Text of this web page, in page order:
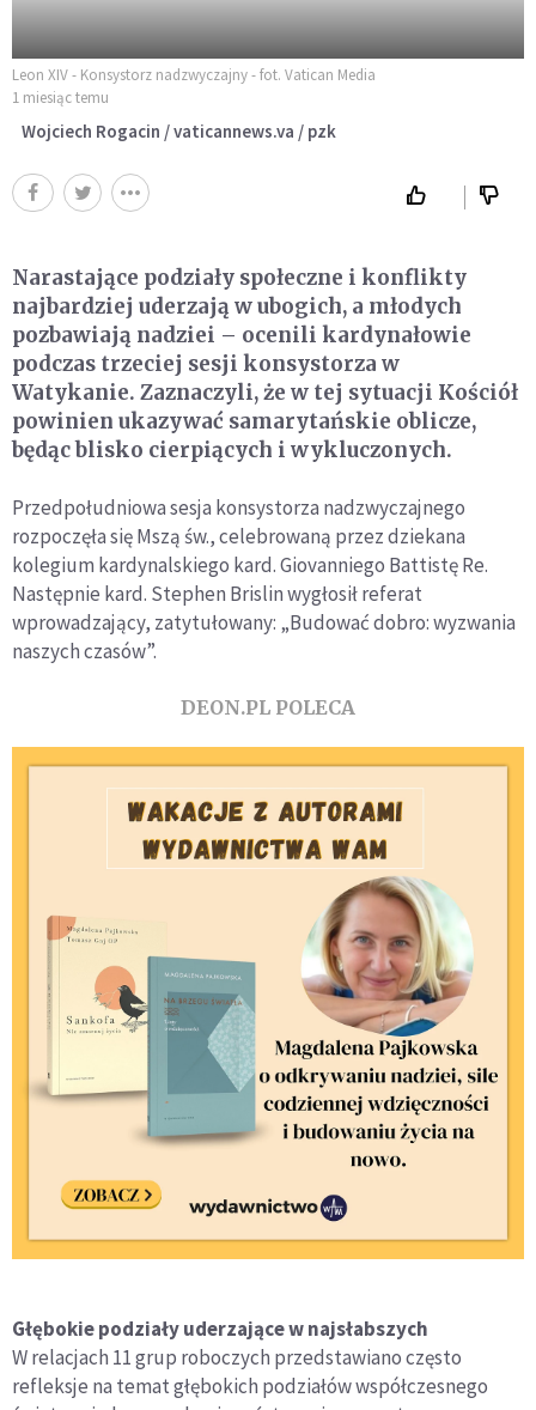
Leon XIV - Konsystorz nadzwyczajny - fot. Vatican Media
1 miesiąc temu
Wojciech Rogacin / vaticannews.va / pzk
Narastające podziały społeczne i konflikty
najbardziej uderzają w ubogich, a młodych
pozbawiają nadziei – ocenili kardynałowie
podczas trzeciej sesji konsystorza w
Watykanie. Zaznaczyli, że w tej sytuacji Kościół
powinien ukazywać samarytańskie oblicze,
będąc blisko cierpiących i wykluczonych.
Przedpołudniowa sesja konsystorza nadzwyczajnego
rozpoczęła się Mszą św., celebrowaną przez dziekana
kolegium kardynalskiego kard. Giovanniego Battistę Re.
Następnie kard. Stephen Brislin wygłosił referat
wprowadzający, zatytułowany: „Budować dobro: wyzwania
naszych czasów”.
DEON.PL POLECA
Głębokie podziały uderzające w najsłabszych
W relacjach 11 grup roboczych przedstawiano często
refleksje na temat głębokich podziałów współczesnego